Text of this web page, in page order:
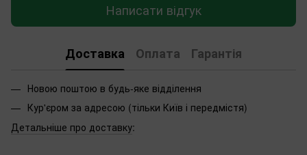
Написати відгук
Доставка Оплата Гарантія
Новою поштою в будь-яке відділення
Кур'єром за адресою (тільки Київ і передмістя)
Детальніше про доставку: